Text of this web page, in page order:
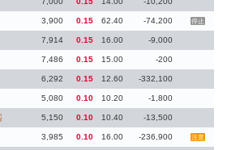
3,900 0.15 62.40 -74,200 停止
7,914 0.15 16.00 -9,000
7,486 0.15 15.00 -200
6,292 0.15 12.60 -332,100
5,080 0.10 10.20 -1,800
5,150 0.10 10.40 -13,500
3,985 0.10 16.00 -236,900 注意